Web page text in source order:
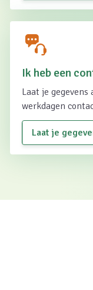
Ik heb een
Laat je
werkdagen
Laat je